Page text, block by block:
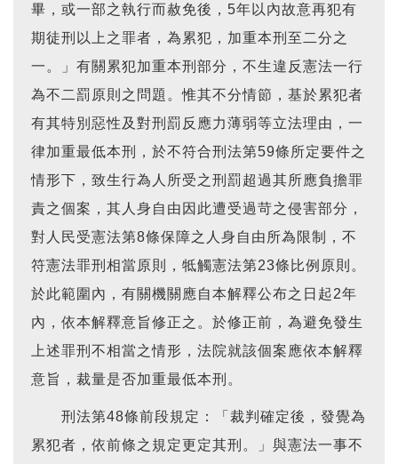
畢，或一部之執行而赦免後，5年以內故意再犯有
期徒刑以上之罪者，為累犯，加重本刑至二分之
一。」有關累犯加重本刑部分，不生違反憲法一行
為不二罰原則之問題。惟其不分情節，基於累犯者
有其特別惡性及對刑罰反應力薄弱等立法理由，一
律加重最低本刑，於不符合刑法第59條所定要件之
情形下，致生行為人所受之刑罰超過其所應負擔罪
責之個案，其人身自由因此遭受過苛之侵害部分，
對人民受憲法第8條保障之人身自由所為限制，不
符憲法罪刑相當原則，牴觸憲法第23條比例原則。
於此範圍內，有關機關應自本解釋公布之日起2年
內，依本解釋意旨修正之。於修正前，為避免發生
上述罪刑不相當之情形，法院就該個案應依本解釋
意旨，裁量是否加重最低本刑。
刑法第48條前段規定：「裁判確定後，發覺為
累犯者，依前條之規定更定其刑。」與憲法一事不